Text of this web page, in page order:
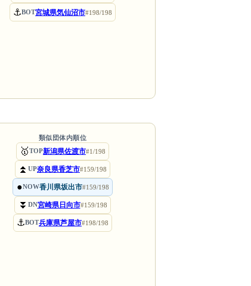
⚓BOT宮城県気仙沼市#198/198
類似団体内順位
🥇TOP新潟県佐渡市#1/198
⏫ UP奈良県香芝市#159/198
●NOW香川県坂出市#159/198
⏬ DN宮崎県日向市#159/198
⚓BOT兵庫県芦屋市#198/198